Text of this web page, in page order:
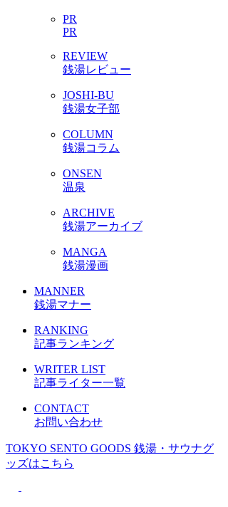
PR
PR
REVIEW
銭湯レビュー
JOSHI-BU
銭湯女子部
COLUMN
銭湯コラム
ONSEN
温泉
ARCHIVE
銭湯アーカイブ
MANGA
銭湯漫画
MANNER
銭湯マナー
RANKING
記事ランキング
WRITER LIST
記事ライター一覧
CONTACT
お問い合わせ
TOKYO SENTO GOODS 銭湯・サウナグ
ッズはこちら